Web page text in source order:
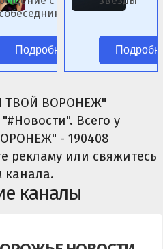
Подробнее
ТВОЙ ВОРОНЕЖ"
Всего у
- 190408
рекламу или свяжитесь
канала.
каналы